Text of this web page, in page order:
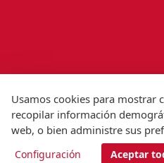
Usamos cookies para mostrar
recopilar información
web, o bien administre sus
Configuración Aceptar